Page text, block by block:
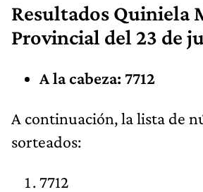
Resultados Quiniela
Provincial del 23 de
A la cabeza: 7712
​A continuación, la lista de
sorteados:
7712